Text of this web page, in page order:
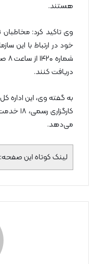
هستند.
وی تاکید کرد:
خود در ارتباط با این
دریافت کنند.
می‌دهد.
لینک کوتاه این صفحه: